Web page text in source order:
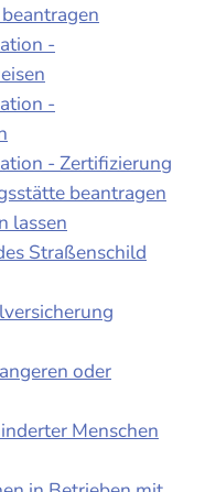
-
-
- Zertifizierung
beantragen
lassen
Straßenschild
oder
Menschen